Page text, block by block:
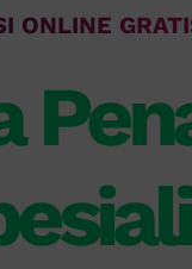
ONLINE